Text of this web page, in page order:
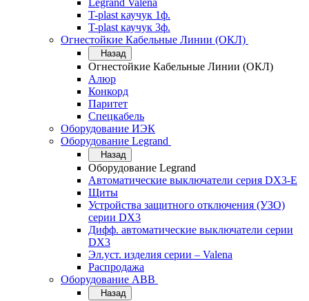
Legrand Valena
T-plast каучук 1ф.
T-plast каучук 3ф.
Огнестойкие Кабельные Линии (ОКЛ)
Назад
Огнестойкие Кабельные Линии (ОКЛ)
Алюр
Конкорд
Паритет
Спецкабель
Оборудование ИЭК
Оборудование Legrand
Назад
Оборудование Legrand
Автоматические выключатели серия DX3-E
Щиты
Устройства защитного отключения (УЗО)
серии DX3
Дифф. автоматические выключатели серии
DX3
Эл.уст. изделия серии – Valena
Распродажа
Оборудование АВВ
Назад